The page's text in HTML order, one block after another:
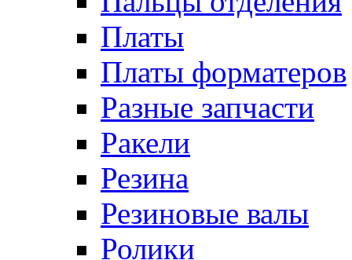
Платы
Платы форматеров
Разные запчасти
Ракели
Резина
Резиновые валы
Ролики